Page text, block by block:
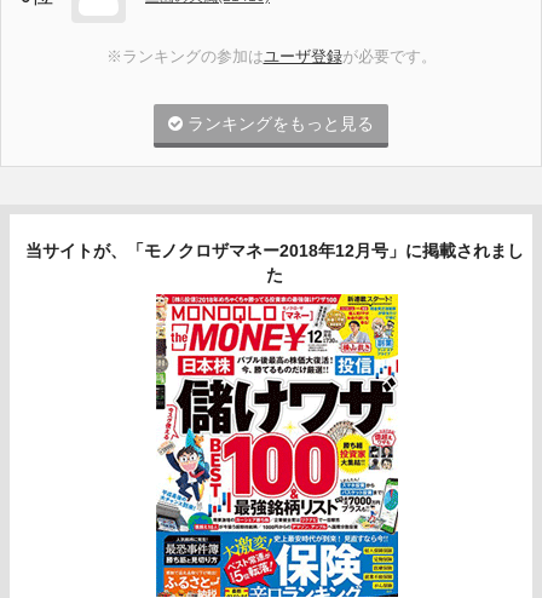
※ランキングの参加はユーザ登録が必要です。
ランキングをもっと見る
当サイトが、「モノクロザマネー2018年12月号」に掲載されまし
た